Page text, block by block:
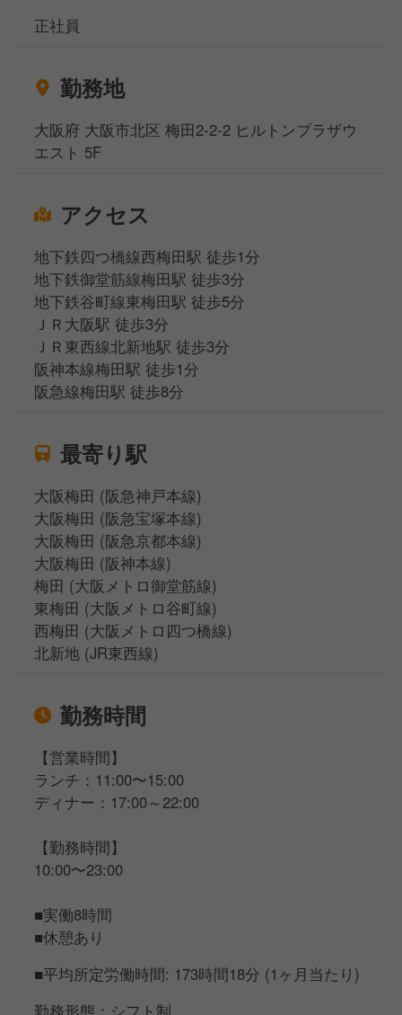
正社員
勤務地
大阪府 大阪市北区 梅田2-2-2 ヒルトンプラザウ
エスト 5F
アクセス
地下鉄四つ橋線西梅田駅 徒歩1分
地下鉄御堂筋線梅田駅 徒歩3分
地下鉄谷町線東梅田駅 徒歩5分
ＪＲ大阪駅 徒歩3分
ＪＲ東西線北新地駅 徒歩3分
阪神本線梅田駅 徒歩1分
阪急線梅田駅 徒歩8分
最寄り駅
大阪梅田 (阪急神戸本線)
大阪梅田 (阪急宝塚本線)
大阪梅田 (阪急京都本線)
大阪梅田 (阪神本線)
梅田 (大阪メトロ御堂筋線)
東梅田 (大阪メトロ谷町線)
西梅田 (大阪メトロ四つ橋線)
北新地 (JR東西線)
勤務時間
【営業時間】
ランチ：11:00〜15:00
ディナー：17:00～22:00
【勤務時間】
10:00〜23:00
■実働8時間
■休憩あり
■平均所定労働時間: 173時間18分 (1ヶ月当たり)
勤務形態：シフト制